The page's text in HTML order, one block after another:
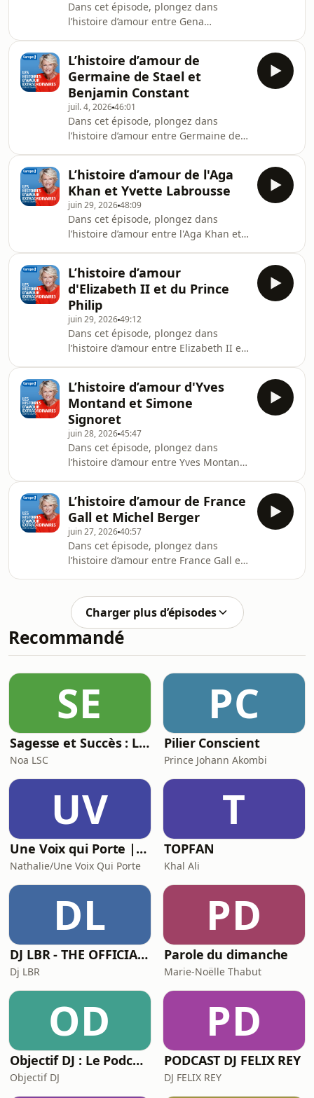
Dans cet épisode, plongez dans
l’histoire d’amour entre Gena
audiomeans.fr/politique-de-
confidentialite pour plus
d'informations.
L’histoire d’amour de
Germaine de Stael et
Benjamin Constant
juil. 4, 202646:01
Dans cet épisode, plongez dans
l’histoire d’amour entre Germaine de
audiomeans.fr/politique-de-
confidentialite pour plus
d'informations.
L’histoire d’amour de l'Aga
Khan et Yvette Labrousse
juin 29, 202648:09
Dans cet épisode, plongez dans
l’histoire d’amour entre l'Aga Khan et
audiomeans.fr/politique-de-
confidentialite pour plus
d'informations.
L’histoire d’amour
d'Elizabeth II et du Prince
Philip
juin 29, 202649:12
Dans cet épisode, plongez dans
l’histoire d’amour entre Elizabeth II et
audiomeans.fr/politique-de-
confidentialite pour plus
d'informations.
L’histoire d’amour d'Yves
Montand et Simone
Signoret
juin 28, 202645:47
Dans cet épisode, plongez dans
l’histoire d’amour entre Yves Montand
audiomeans.fr/politique-de-
confidentialite pour plus
d'informations.
L’histoire d’amour de France
Gall et Michel Berger
juin 27, 202640:57
Dans cet épisode, plongez dans
l’histoire d’amour entre France Gall et
audiomeans.fr/politique-de-
confidentialite pour plus
d'informations.
Charger plus d’épisodes
Recommandé
SE
Sagesse et Succès : Le Podcast du Lifestyle Inspirant
Noa LSC
PC
Pilier Conscient
Prince Johann Akombi
UV
Une Voix qui Porte | Podcast
Nathalie/Une Voix Qui Porte
T
TOPFAN
Khal Ali
DL
DJ LBR - THE OFFICIAL PODCAST
Dj LBR
PD
Parole du dimanche
Marie-Noëlle Thabut
OD
Objectif DJ : Le Podcast
Objectif DJ
PD
PODCAST DJ FELIX REY
DJ FELIX REY